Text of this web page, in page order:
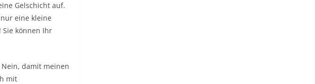
Gelschicht auf.
eine kleine
Sie können Ihr
Nein, damit meinen
mit